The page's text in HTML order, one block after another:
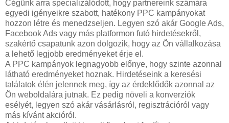
Cégünk arra specializálódott, hogy partnereink számára
egyedi igényeikre szabott, hatékony PPC kampányokat
hozzon létre és menedzseljen. Legyen szó akár Google Ads,
Facebook Ads vagy más platformon futó hirdetésekről,
szakértő csapatunk azon dolgozik, hogy az Ön vállalkozása
a lehető legjobb eredményeket érje el.
A PPC kampányok legnagyobb előnye, hogy szinte azonnal
látható eredményeket hoznak. Hirdetéseink a keresési
találatok élén jelennek meg, így az érdeklődők azonnal az
Ön weboldalára jutnak. Ez pedig növeli a konverziók
esélyét, legyen szó akár vásárlásról, regisztrációról vagy
más kívánt akcióról.